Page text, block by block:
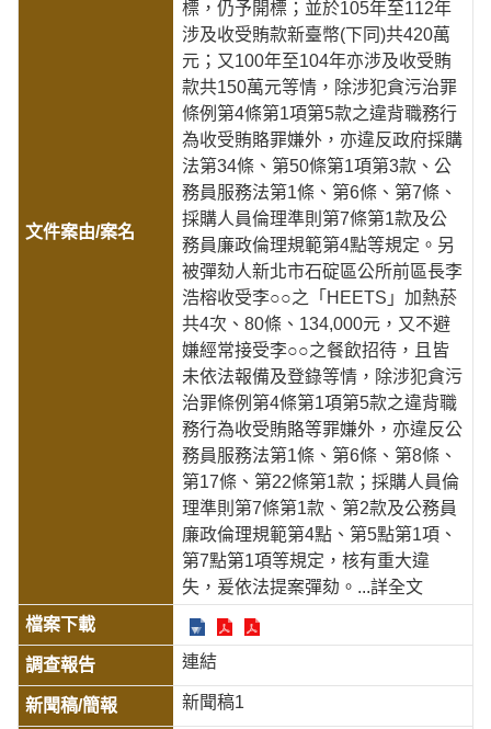
標，仍予開標；並於105年至112年
涉及收受賄款新臺幣(下同)共420萬
元；又100年至104年亦涉及收受賄
款共150萬元等情，除涉犯貪污治罪
條例第4條第1項第5款之違背職務行
為收受賄賂罪嫌外，亦違反政府採購
法第34條、第50條第1項第3款、公
務員服務法第1條、第6條、第7條、
採購人員倫理準則第7條第1款及公
務員廉政倫理規範第4點等規定。另
被彈劾人新北市石碇區公所前區長李
浩榕收受李○○之「HEETS」加熱菸
共4次、80條、134,000元，又不避
嫌經常接受李○○之餐飲招待，且皆
未依法報備及登錄等情，除涉犯貪污
治罪條例第4條第1項第5款之違背職
務行為收受賄賂等罪嫌外，亦違反公
務員服務法第1條、第6條、第8條、
第17條、第22條第1款；採購人員倫
理準則第7條第1款、第2款及公務員
廉政倫理規範第4點、第5點第1項、
第7點第1項等規定，核有重大違
失，爰依法提案彈劾。 ...詳全文
連結
新聞稿1